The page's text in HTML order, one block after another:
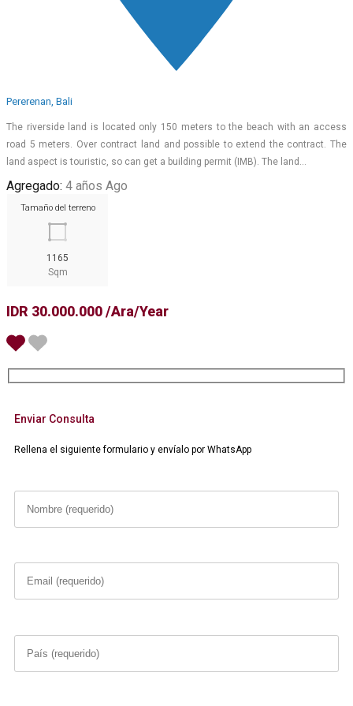
Pererenan, Bali
The riverside land is located only 150 meters to the beach with an access
road 5 meters. Over contract land and possible to extend the contract. The
land aspect is touristic, so can get a building permit (IMB). The land…
Agregado: 4 años Ago
Tamaño del terreno
1165
Sqm
IDR 30.000.000 /Ara/Year
Enviar Consulta
Rellena el siguiente formulario y envíalo por WhatsApp